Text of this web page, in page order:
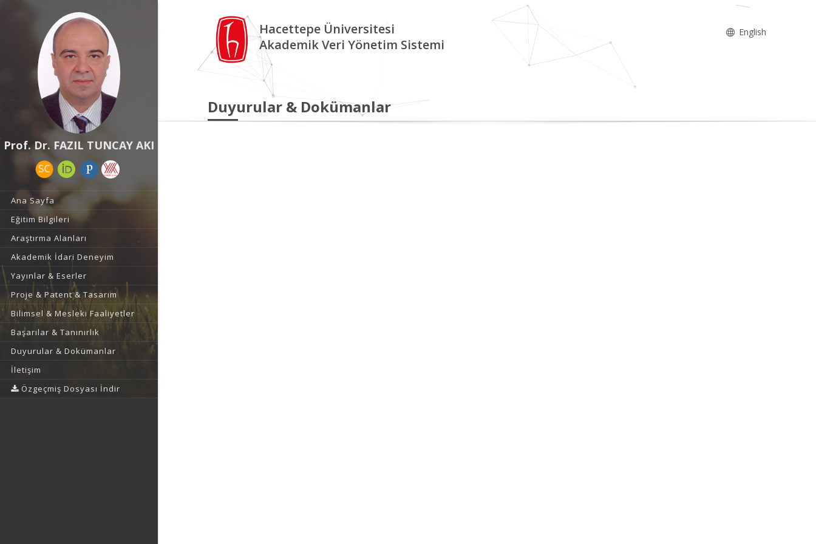
Prof. Dr. FAZIL TUNCAY AKI
Ana Sayfa
Eğitim Bilgileri
Araştırma Alanları
Akademik İdari Deneyim
Yayınlar & Eserler
Proje & Patent & Tasarım
Bilimsel & Mesleki Faaliyetler
Başarılar & Tanınırlık
Duyurular & Dokümanlar
İletişim
Özgeçmiş Dosyası İndir
Hacettepe Üniversitesi
Akademik Veri Yönetim Sistemi
English
Duyurular & Dokümanlar